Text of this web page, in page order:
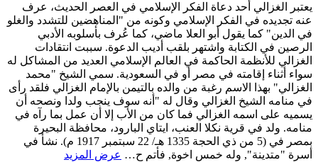
يعتبر الغزالي أحد دعاة الفكر الإسلامي في العصر الحديث، عرف
عنه تجديده في الفكر الإسلامي وكونه من "المناهضين للتشدد والغلو
في الدين" كما يقول أبو العلا ماضي، كما عُرف بأسلوبه الأدبي
الرصين في الكتابة واشتهر بلقب أديب الدعوة. سببت انتقادات
الغزالي للأنظمة الحاكمة في العالم الإسلامي العديد من المشاكل له
سواء أثناء إقامته في مصر أو في السعودية. سمي الشيخ "محمد
الغزالي" بهذا الاسم رغبة من والده بالتيمن بالإمام الغزالي فلقد رأى
في منامه الشيخ الغزالي وقال له "أنه سوف ينجب ولدا ونصحه أن
يسميه على اسمه الغزالي فما كان من الأب إلا أن عمل بما رآه في
منامه. ولد في قرية نكلا العنب، ايتاي البارود، محافظة البحيرة
بمصر في (5 من ذي الحجة 1335 هـ/ 22 سبتمبر 1917 م). نشأ في
أسرة "متدينة", وله خمس اخوة, فأتم ح… عرض المزيد